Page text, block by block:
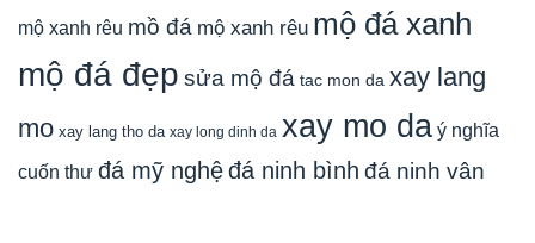
mộ xanh rêu mồ đá mộ xanh rêu mộ đá xanh
mộ đá đẹp sửa mộ đá tac mon da xay lang
mo xay lang tho da xay long dinh da xay mo da ý nghĩa
cuốn thư đá mỹ nghệđá ninh bình đá ninh vân